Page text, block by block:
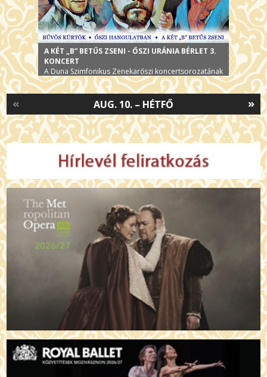
A KÉT „B” BETŰS ZSENI - ŐSZI URÁNIA BÉRLET 3.
KONCERT
A Duna Szimfonikus Zenekarőszi koncertsorozatának
harmadik alkalma
»
AUG. 10. – HÉTFŐ
«